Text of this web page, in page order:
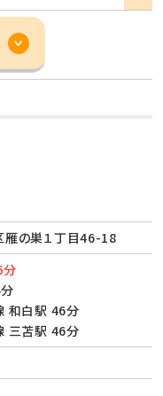
雁の巣１丁目46-18
分
和白駅 46分
三苫駅 46分